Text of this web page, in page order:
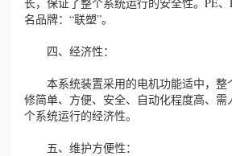
名品牌：“联塑”。
四、经济性：
本系统装置采用的电机功能适中，整
修简单、方便、安全、自动化程度高、需
个系统运行的经济性。
五、维护方便性：